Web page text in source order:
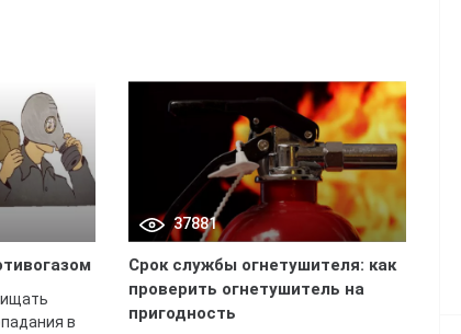
в
37881
Срок службы огнетушителя: как
проверить огнетушитель на
пригодность